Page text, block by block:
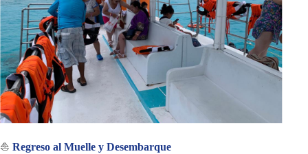
⛵ Regreso al Muelle y Desembarque